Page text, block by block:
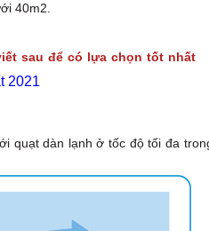
40m2.
sau để có lựa chọn tốt nhất
2021
quạt dàn lạnh ở tốc độ tối đa